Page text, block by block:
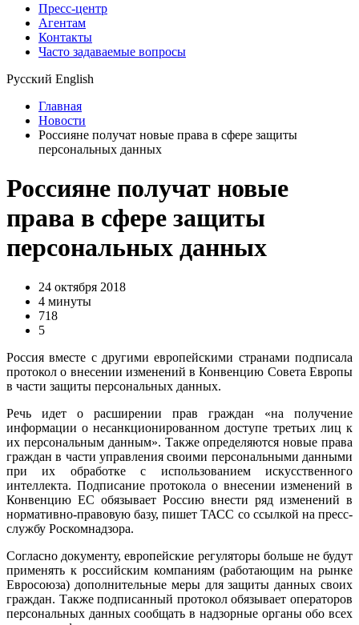
Пресс-центр
Агентам
Контакты
Часто задаваемые вопросы
Русский English
Главная
Новости
Россияне получат новые права в сфере защиты
персональных данных
Россияне получат новые
права в сфере защиты
персональных данных
24 октября 2018
4 минуты
718
5
Россия вместе с другими европейскими странами подписала
протокол о внесении изменений в Конвенцию Совета Европы
в части защиты персональных данных.
Речь идет о расширении прав граждан «на получение
информации о несанкционированном доступе третьих лиц к
их персональным данным». Также определяются новые права
граждан в части управления своими персональными данными
при их обработке с использованием искусственного
интеллекта. Подписание протокола о внесении изменений в
Конвенцию ЕС обязывает Россию внести ряд изменений в
нормативно-правовую базу, пишет ТАСС со ссылкой на пресс-
службу Роскомнадзора.
Согласно документу, европейские регуляторы больше не будут
применять к российским компаниям (работающим на рынке
Евросоюза) дополнительные меры для защиты данных своих
граждан. Также подписанный протокол обязывает операторов
персональных данных сообщать в надзорные органы обо всех